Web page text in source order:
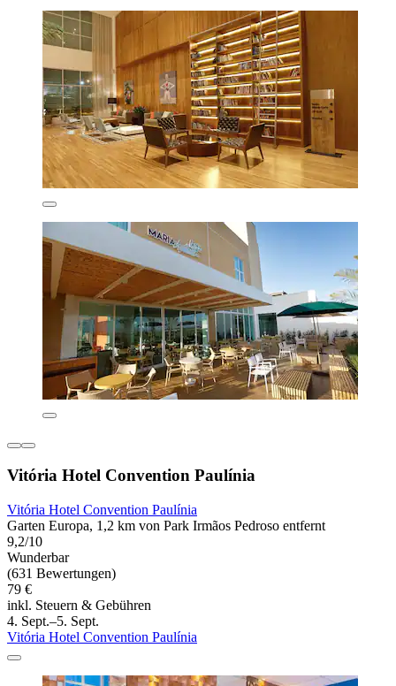
Vitória Hotel Convention Paulínia
Vitória Hotel Convention Paulínia
Garten Europa, 1,2 km von Park Irmãos Pedroso entfernt
9,2/10
Wunderbar
(631 Bewertungen)
79 €
inkl. Steuern & Gebühren
4. Sept.–5. Sept.
Vitória Hotel Convention Paulínia